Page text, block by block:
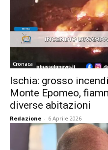
Cronaca
Ischia: grosso
Monte Epomeo,
diverse abitazioni
Redazione - 6 Aprile 2026